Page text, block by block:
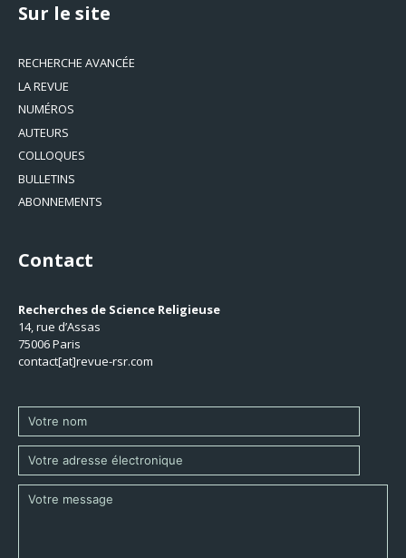
Sur le site
RECHERCHE AVANCÉE
LA REVUE
NUMÉROS
AUTEURS
COLLOQUES
BULLETINS
ABONNEMENTS
Contact
Recherches de Science Religieuse
14, rue d’Assas
75006 Paris
contact[at]revue-rsr.com